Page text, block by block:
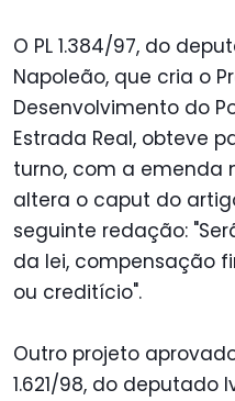
O PL 1.384/97, do
Napoleão, que cria o
Desenvolvimento do
Estrada Real, obteve
turno, com a emenda
altera o caput do
seguinte redação:
da lei, compensação
ou creditício".
Outro projeto
1.621/98, do deputado